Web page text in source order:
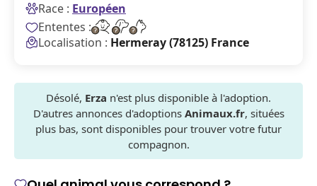
Race : Européen
Ententes :
Localisation : Hermeray (78125) France
Désolé, Erza n'est plus disponible à l'adoption.
D'autres annonces d'adoptions Animaux.fr, situées
plus bas, sont disponibles pour trouver votre futur
compagnon.